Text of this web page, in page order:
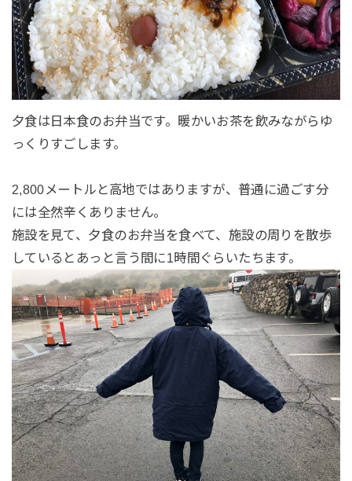
夕食は日本食のお弁当です。暖かいお茶を飲みながらゆ
っくりすごします。
2,800メートルと高地ではありますが、普通に過ごす分
には全然辛くありません。
施設を見て、夕食のお弁当を食べて、施設の周りを散歩
しているとあっと言う間に1時間ぐらいたちます。